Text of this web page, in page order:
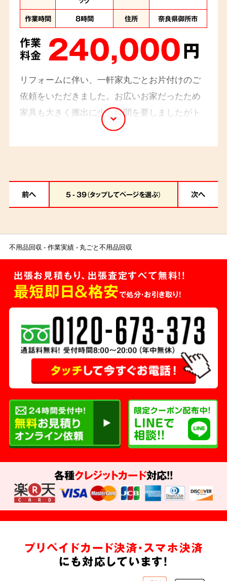
作業時間
8時間 住所 奈良県御所市
作業
料金 240,000円
リフォームに伴い、一軒家丸ごとお片付けのご
依頼をいただきました。お広いお家だったため
家具も大きく搬出に少し時間を要しましたがト
ラブルなく順調に進み、スタッフ4名の8時間程
で作業は完了致しました。
前へ 5 - 39（タップしてページを選ぶ） 次へ
不用品回収 作業実績 丸ごと不用品回収
出張お見積もり、出張査定すべて無料!!
最短即日＆格安で処分・お引き取り！
各種クレジットカード対応!!
プリペイドカード決済・スマホ決済
にも対応しています!